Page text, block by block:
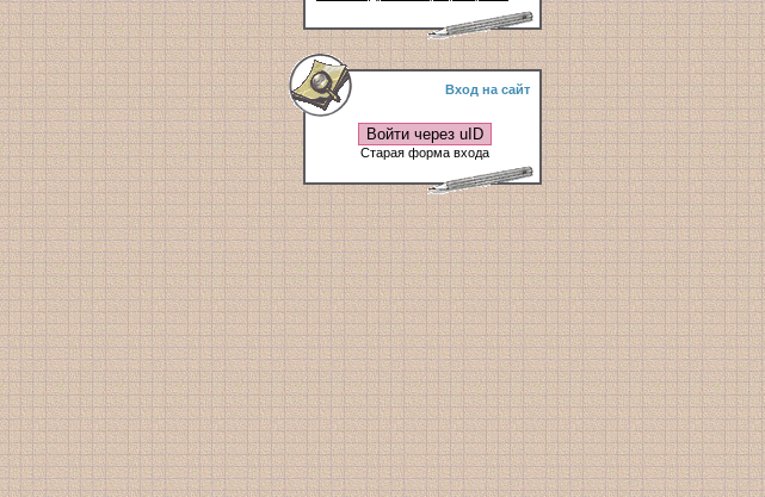
Вход на сайт
Войти через uID
Старая форма входа